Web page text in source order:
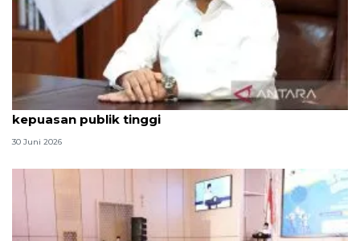
Qodari: Pemerintah tak puas diri meski tingkat
kepuasan publik tinggi
30 Juni 2026